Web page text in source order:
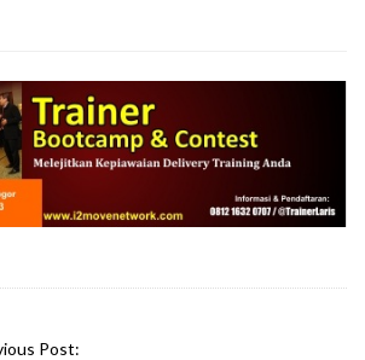
Post: